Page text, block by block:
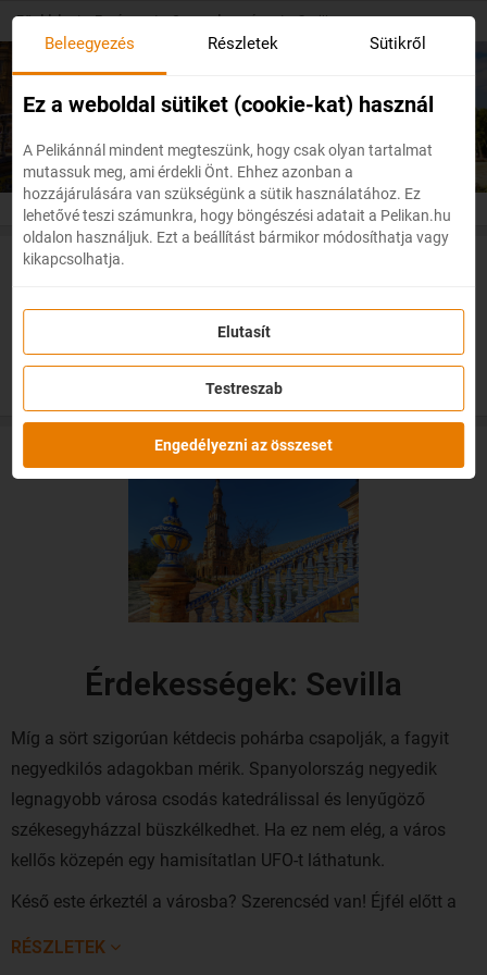
content
Főoldal / Európa / Spanyolország / Sevilla
Olcsó repülőjegyekSevilla
Érdekességek: Sevilla
Míg a sört szigorúan kétdecis pohárba csapolják, a fagyit
negyedkilós adagokban mérik. Spanyolország negyedik
legnagyobb városa csodás katedrálissal és lenyűgöző
székesegyházzal büszkélkedhet. Ha ez nem elég, a város
kellős közepén egy hamisítatlan UFO-t láthatunk.
Késő este érkeztél a városba? Szerencséd van! Éjfél előtt a
legjobb nekivágni az andalúziai nagyváros utcáinak. A
RÉSZLETEK
Beleegyezés Részletek Sütikről
Ez a weboldal sütiket (cookie-kat) használ
A Pelikánnál mindent megteszünk, hogy csak olyan tartalmat
mutassuk meg, ami érdekli Önt. Ehhez azonban a
hozzájárulására van szükségünk a sütik használatához. Ez
lehetővé teszi számunkra, hogy böngészési adatait a Pelikan.hu
oldalon használjuk. Ezt a beállítást bármikor módosíthatja vagy
kikapcsolhatja.
Elutasít
Testreszab
Engedélyezni az összeset